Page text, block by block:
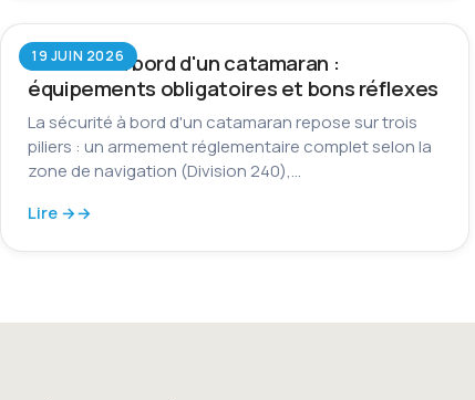
19 JUIN 2026
Sécurité à bord d'un catamaran :
équipements obligatoires et bons réflexes
La sécurité à bord d'un catamaran repose sur trois
piliers : un armement réglementaire complet selon la
zone de navigation (Division 240),…
Lire →